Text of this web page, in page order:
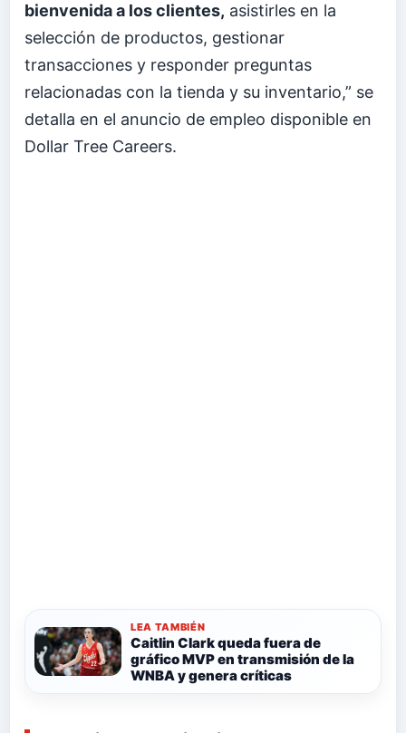
bienvenida a los clientes, asistirles en la
selección de productos, gestionar
transacciones y responder preguntas
relacionadas con la tienda y su inventario,” se
detalla en el anuncio de empleo disponible en
Dollar Tree Careers.
LEA TAMBIÉN
Caitlin Clark queda fuera de
gráfico MVP en transmisión de la
WNBA y genera críticas